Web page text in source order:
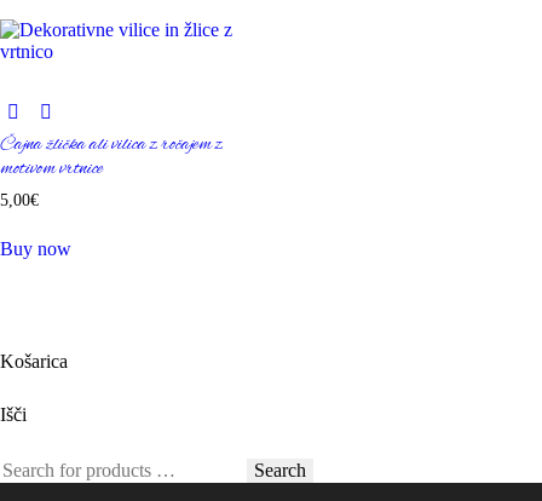
Čajna žlička ali vilica z ročajem z
motivom vrtnice
5,00€
Buy now
Košarica
Išči
Search